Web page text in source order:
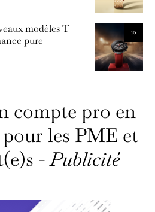
10
modèles T-
pure
compte pro en
les PME et
-Publicité